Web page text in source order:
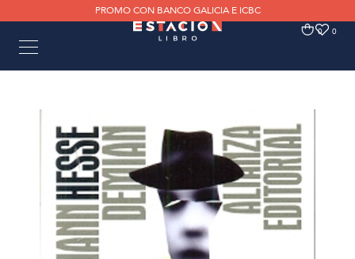
PROMO CON BANCO GALICIA E ICBC
0 0